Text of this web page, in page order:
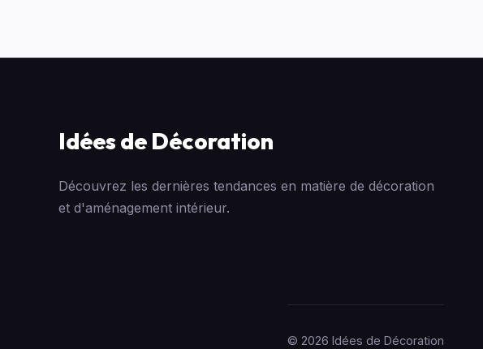
Idées de Décoration
Découvrez les dernières tendances en matière de décoration
et d'aménagement intérieur.
© 2026 Idées de Décoration